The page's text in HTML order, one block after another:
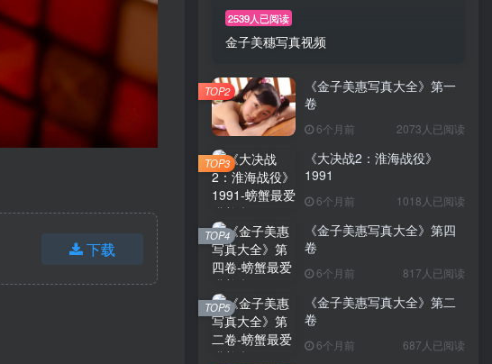
下载
2539人已阅读
金子美穗写真视频
《金子美惠写真大全》第一
卷
6个月前 2073人已阅读
TOP2
《大决战2：淮海战役》
1991
6个月前 1018人已阅读
TOP3
《金子美惠写真大全》第四
卷
6个月前 817人已阅读
TOP4
《金子美惠写真大全》第二
卷
6个月前 687人已阅读
TOP5